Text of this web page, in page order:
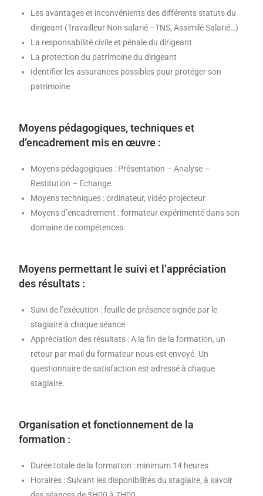
Les avantages et inconvénients des différents statuts du
dirigeant (Travailleur Non salarié –TNS, Assimilé Salarié…)
La responsabilité civile et pénale du dirigeant
La protection du patrimoine du dirigeant
Identifier les assurances possibles pour protéger son
patrimoine
Moyens pédagogiques, techniques et
d’encadrement mis en œuvre :
Moyens pédagogiques : Présentation – Analyse –
Restitution – Echange.
Moyens techniques : ordinateur, vidéo projecteur
Moyens d’encadrement : formateur expérimenté dans son
domaine de compétences.
Moyens permettant le suivi et l’appréciation
des résultats :
Suivi de l’exécution : feuille de présence signée par le
stagiaire à chaque séance
Appréciation des résultats : A la fin de la formation, un
retour par mail du formateur nous est envoyé. Un
questionnaire de satisfaction est adressé à chaque
stagiaire.
Organisation et fonctionnement de la
formation :
Durée totale de la formation : minimum 14 heures
Horaires : Suivant les disponibilités du stagiaire, à savoir